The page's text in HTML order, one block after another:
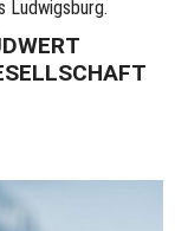
Ludwigsburg.